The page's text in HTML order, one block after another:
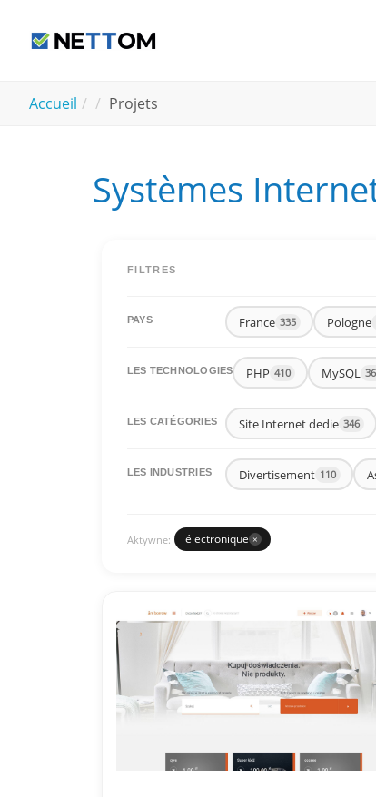
Accueil Projets
Systèmes
FILTRES
PAYS France 335 Pologne
LES TECHNOLOGIES PHP 410 MySQL
LES CATÉGORIES Site Internet dedie 346
LES INDUSTRIES Divertisement 110
Aktywne: électronique ×